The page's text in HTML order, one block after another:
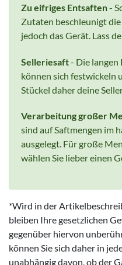
Zu eifriges Entsaften-
Zutaten beschleunigt
jedoch das Gerät. Lass
Selleriesaft- Die langen
können sich festwickeln
Stückel daher deine
Verarbeitung großer
sind auf Saftmengen im
ausgelegt. Für große
wählen Sie lieber einen
*Wird in der
bleiben Ihre gesetzlichen
gegenüber hiervon
können Sie sich daher in
unabhängig davon, ob der